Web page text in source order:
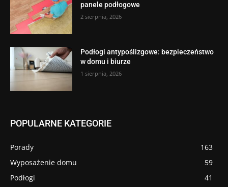
panele podłogowe
2 sierpnia, 2026
Podłogi antypoślizgowe: bezpieczeństwo
w domu i biurze
1 sierpnia, 2026
POPULARNE KATEGORIE
Porady
163
Wyposażenie domu
59
Podłogi
41